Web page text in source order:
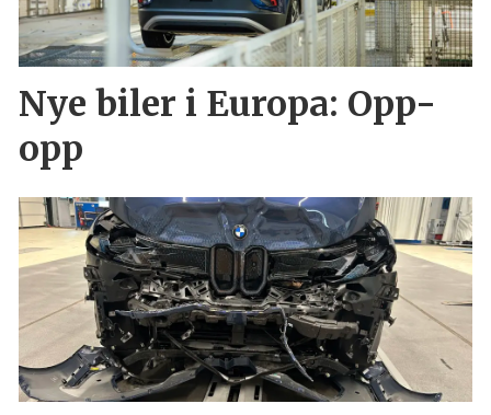
Nye biler i Europa: Opp-
opp